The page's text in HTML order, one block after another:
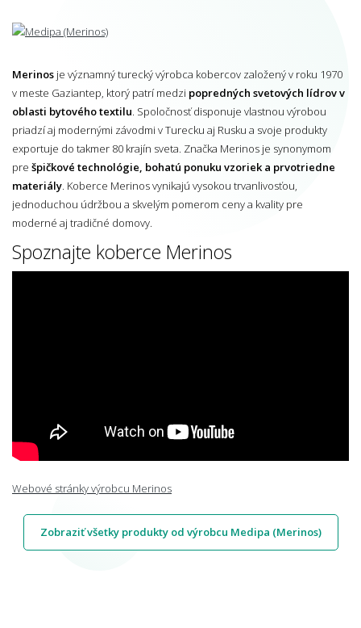
Merinos je významný turecký výrobca kobercov založený v roku 1970
v meste Gaziantep, ktorý patrí medzi popredných svetových lídrov v
oblasti bytového textilu . Spoločnosť disponuje vlastnou výrobou
priadzí aj modernými závodmi v Turecku aj Rusku a svoje produkty
exportuje do takmer 80 krajín sveta. Značka Merinos je synonymom
pre špičkové technológie, bohatú ponuku vzoriek a prvotriedne
materiály . Koberce Merinos vynikajú vysokou trvanlivosťou,
jednoduchou údržbou a skvelým pomerom ceny a kvality pre
moderné aj tradičné domovy.
Spoznajte koberce Merinos
Webové stránky výrobcu Merinos
Zobraziť všetky produkty od výrobcu Medipa (Merinos)